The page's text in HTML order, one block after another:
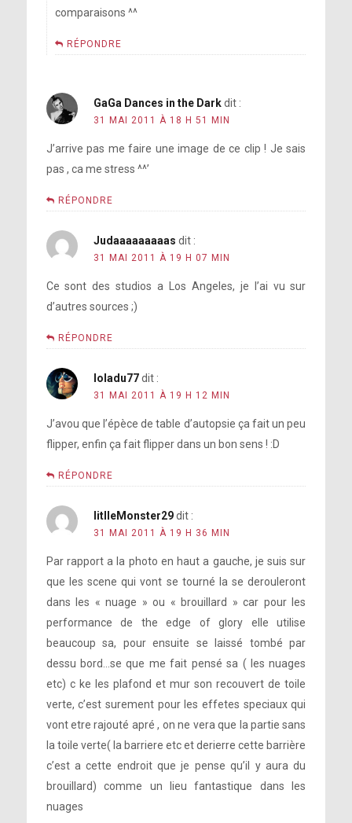
comparaisons ^^
RÉPONDRE
GaGa Dances in the Dark dit :
31 MAI 2011 À 18 H 51 MIN
J’arrive pas me faire une image de ce clip ! Je sais
pas , ca me stress ^^’
RÉPONDRE
Judaaaaaaaaas dit :
31 MAI 2011 À 19 H 07 MIN
Ce sont des studios a Los Angeles, je l’ai vu sur
d’autres sources ;)
RÉPONDRE
loladu77 dit :
31 MAI 2011 À 19 H 12 MIN
J’avou que l’épèce de table d’autopsie ça fait un peu
flipper, enfin ça fait flipper dans un bon sens ! :D
RÉPONDRE
litlleMonster29 dit :
31 MAI 2011 À 19 H 36 MIN
Par rapport a la photo en haut a gauche, je suis sur
que les scene qui vont se tourné la se derouleront
dans les « nuage » ou « brouillard » car pour les
performance de the edge of glory elle utilise
beaucoup sa, pour ensuite se laissé tombé par
dessu bord…se que me fait pensé sa ( les nuages
etc) c ke les plafond et mur son recouvert de toile
verte, c’est surement pour les effetes speciaux qui
vont etre rajouté apré , on ne vera que la partie sans
la toile verte( la barriere etc et derierre cette barrière
c’est a cette endroit que je pense qu’il y aura du
brouillard) comme un lieu fantastique dans les
nuages